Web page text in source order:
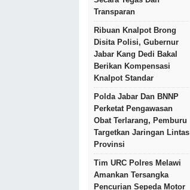
Transparan
Ribuan Knalpot Brong
Disita Polisi, Gubernur
Jabar Kang Dedi Bakal
Berikan Kompensasi
Knalpot Standar
Polda Jabar Dan BNNP
Perketat Pengawasan
Obat Terlarang, Pemburu
Targetkan Jaringan Lintas
Provinsi
Tim URC Polres Melawi
Amankan Tersangka
Pencurian Sepeda Motor